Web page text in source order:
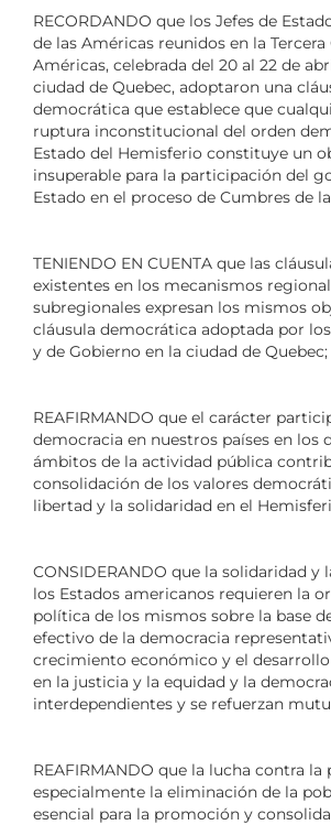
RECORDANDO que los Jefes de
de las Américas reunidos en la
Américas, celebrada del 20 al 22 de
ciudad de Quebec, adoptaron una
democrática que establece que
ruptura inconstitucional del orden
Estado del Hemisferio constituye un
insuperable para la participación del
Estado en el proceso de Cumbres de
TENIENDO EN CUENTA que las
existentes en los mecanismos
subregionales expresan los mismos
cláusula democrática adoptada por
y de Gobierno en la ciudad de Quebec;
REAFIRMANDO que el carácter
democracia en nuestros países en los
ámbitos de la actividad pública
consolidación de los valores
libertad y la solidaridad en el
CONSIDERANDO que la solidaridad y
los Estados americanos requieren la
política de los mismos sobre la base
efectivo de la democracia
crecimiento económico y el desarrollo
en la justicia y la equidad y la
interdependientes y se refuerzan
REAFIRMANDO que la lucha contra la
especialmente la eliminación de la
esencial para la promoción y